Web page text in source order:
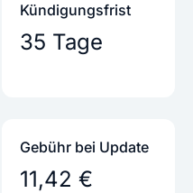
Kündigungs­frist
35 Tage
Gebühr bei Update
11,42 €